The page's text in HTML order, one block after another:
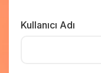
Kullanıcı Adı